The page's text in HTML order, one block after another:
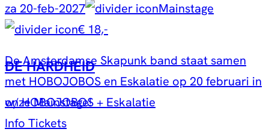
za 20-feb-2027
Mainstage
€ 18,-
DE HARDHEID
w/ HOBOJOBOS + Eskalatie
De Amsterdamse Skapunk band staat samen
met HOBOJOBOS en Eskalatie op 20 februari in
onze Mainstage!
Info Tickets